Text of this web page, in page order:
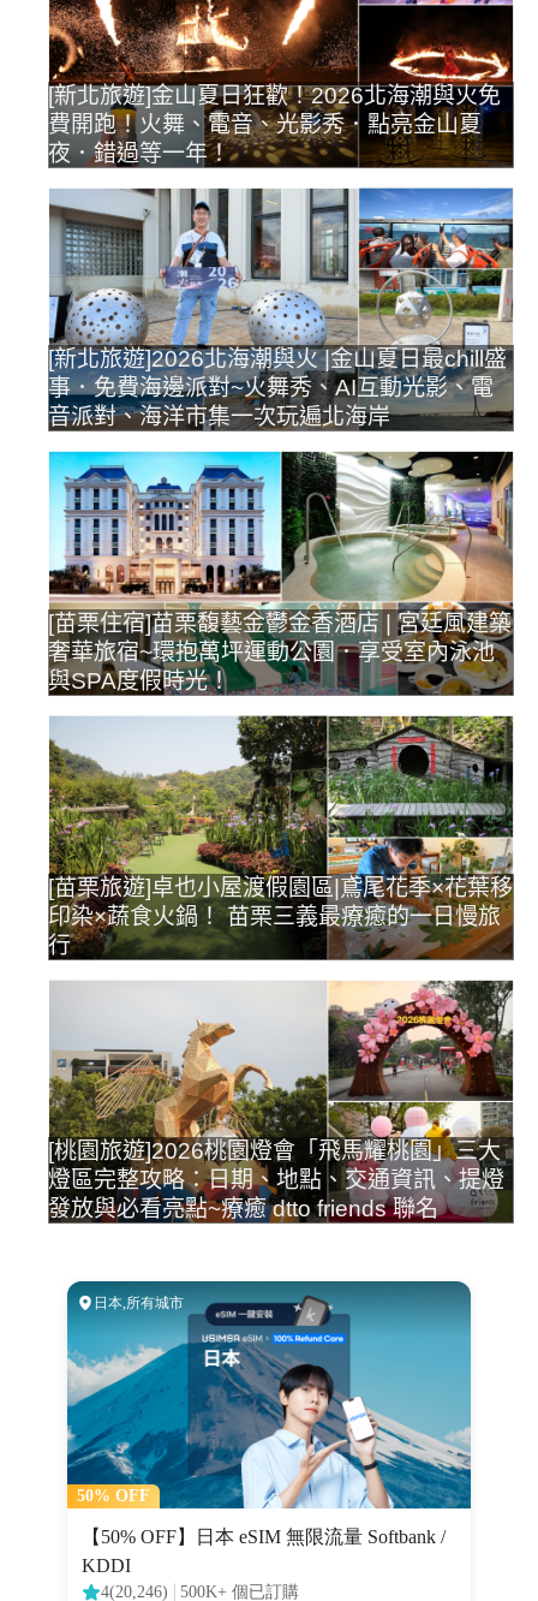
[新北旅遊]金山夏日狂歡！2026北海潮與火免
費開跑！火舞、電音、光影秀．點亮金山夏
夜．錯過等一年！
[新北旅遊]2026北海潮與火 |金山夏日最chill盛
事．免費海邊派對~火舞秀、AI互動光影、電
音派對、海洋市集一次玩遍北海岸
[苗栗住宿]苗栗馥藝金鬱金香酒店 | 宮廷風建築
奢華旅宿~環抱萬坪運動公園．享受室內泳池
與SPA度假時光！
[苗栗旅遊]卓也小屋渡假園區|鳶尾花季×花葉移
印染×蔬食火鍋！ 苗栗三義最療癒的一日慢旅
行
[桃園旅遊]2026桃園燈會「飛馬耀桃園」三大
燈區完整攻略：日期、地點、交通資訊、提燈
發放與必看亮點~療癒 dtto friends 聯名